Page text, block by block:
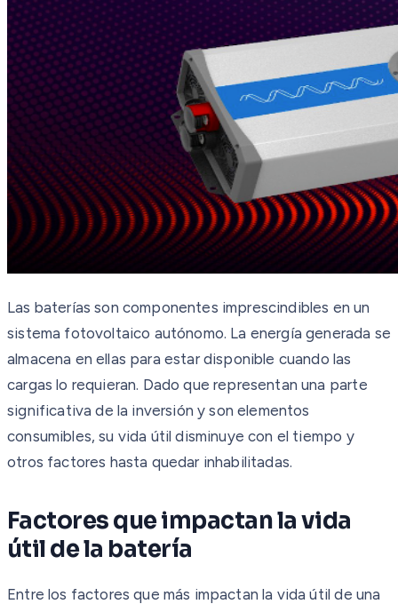
Las baterías son componentes imprescindibles en un
sistema fotovoltaico autónomo. La energía generada se
almacena en ellas para estar disponible cuando las
cargas lo requieran. Dado que representan una parte
significativa de la inversión y son elementos
consumibles, su vida útil disminuye con el tiempo y
otros factores hasta quedar inhabilitadas.
Factores que impactan la vida
útil de la batería
Entre los factores que más impactan la vida útil de una